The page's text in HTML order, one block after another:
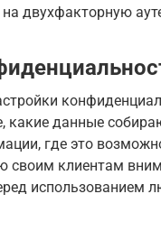
двухфакторную
какие данные
где это
своим клиентам
использованием